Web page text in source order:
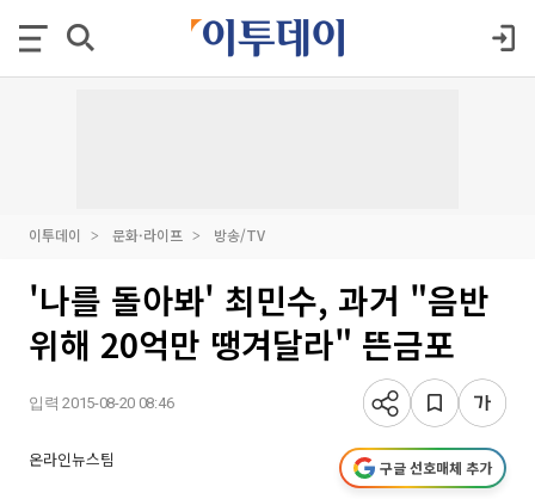
이투데이 문화·라이프 방송/TV
'나를 돌아봐' 최민수, 과거 "음반
위해 20억만 땡겨달라" 뜬금포
입력 2015-08-20 08:46
온라인뉴스팀 구글 선호매체 추가